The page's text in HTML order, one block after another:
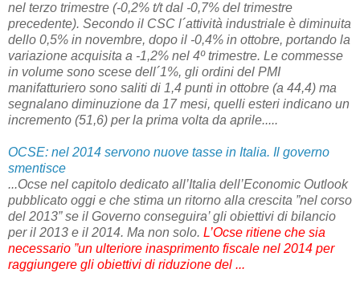
nel terzo trimestre (-0,2% t/t dal -0,7% del trimestre
precedente). Secondo il CSC l´attività industriale è diminuita
dello 0,5% in novembre, dopo il -0,4% in ottobre, portando la
variazione acquisita a -1,2% nel 4º trimestre. Le commesse
in volume sono scese dell´1%, gli ordini del PMI
manifatturiero sono saliti di 1,4 punti in ottobre (a 44,4) ma
segnalano diminuzione da 17 mesi, quelli esteri indicano un
incremento (51,6) per la prima volta da aprile.....
OCSE: nel 2014 servono nuove tasse in Italia. Il governo
smentisce
...Ocse nel capitolo dedicato all’Italia dell’Economic Outlook
pubblicato oggi e che stima un ritorno alla crescita ”nel corso
del 2013” se il Governo conseguira’ gli obiettivi di bilancio
per il 2013 e il 2014. Ma non solo. L’Ocse ritiene che sia
necessario ”un ulteriore inasprimento fiscale nel 2014 per
raggiungere gli obiettivi di riduzione del ...